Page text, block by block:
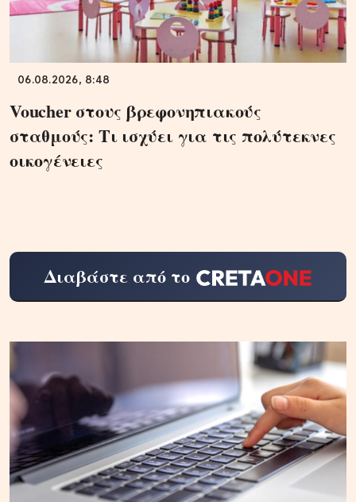
06.08.2026, 8:48
Voucher στους βρεφονηπιακούς
σταθμούς: Τι ισχύει για τις πολύτεκνες
οικογένειες
Διαβάστε από το